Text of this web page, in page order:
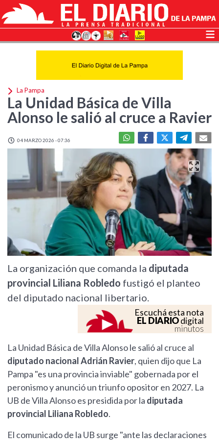
La Pampa
La Unidad Básica de Villa
Alonso le salió al cruce a Ravier
04 MARZO 2026 - 07:36
La organización que comanda la diputada
provincial Liliana Robledo fustigó el planteo
del diputado nacional libertario.
Escuchá esta nota
EL DIARIOdigital
minutos
La Unidad Básica de Villa Alonso le salió al cruce al
diputado nacional Adrián Ravier, quien dijo que La
Pampa "es una provincia inviable" gobernada por el
peronismo y anunció un triunfo opositor en 2027. La
UB de Villa Alonso es presidida por la diputada
provincial Liliana Robledo.
El comunicado de la UB surge "ante las declaraciones